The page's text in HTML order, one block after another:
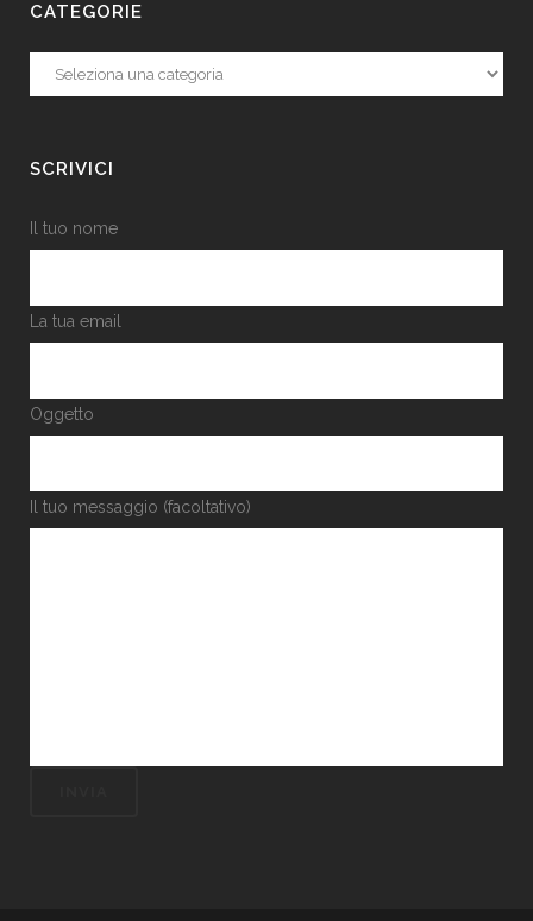
CATEGORIE
Categorie
SCRIVICI
Il tuo nome
La tua email
Oggetto
Il tuo messaggio (facoltativo)